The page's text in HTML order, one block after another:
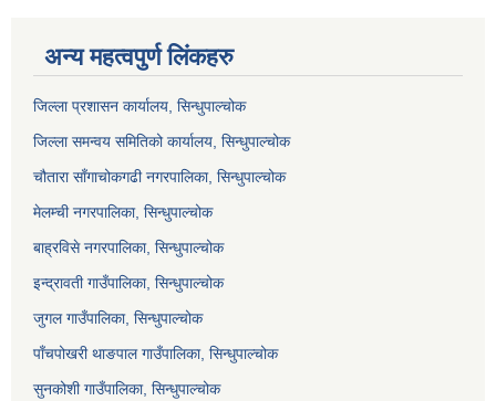
अन्य महत्वपुर्ण लिंकहरु
जिल्ला प्रशासन कार्यालय, सिन्धुपाल्चोक
जिल्ला समन्वय समितिको कार्यालय, सिन्धुपाल्चोक
चौतारा साँगाचोकगढी नगरपालिका, सिन्धुपाल्चोक
मेलम्ची नगरपालिका, सिन्धुपाल्चोक
बाह्रविसे नगरपालिका, सिन्धुपाल्चोक
इन्द्रावती गाउँपालिका, सिन्धुपाल्चोक
जुगल गाउँपालिका, सिन्धुपाल्चोक
पाँचपोखरी थाङपाल गाउँपालिका, सिन्धुपाल्चोक
सुनकोशी गाउँपालिका, सिन्धुपाल्चोक